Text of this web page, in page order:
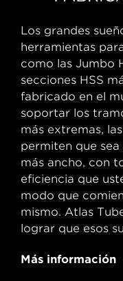
Los grandes
herramientas
como las Jumbo
secciones HSS
fabricado en el
soportar los
más extremas,
permiten que
más ancho, con
eficiencia que
modo que
mismo. Atlas
lograr que esos
Más información